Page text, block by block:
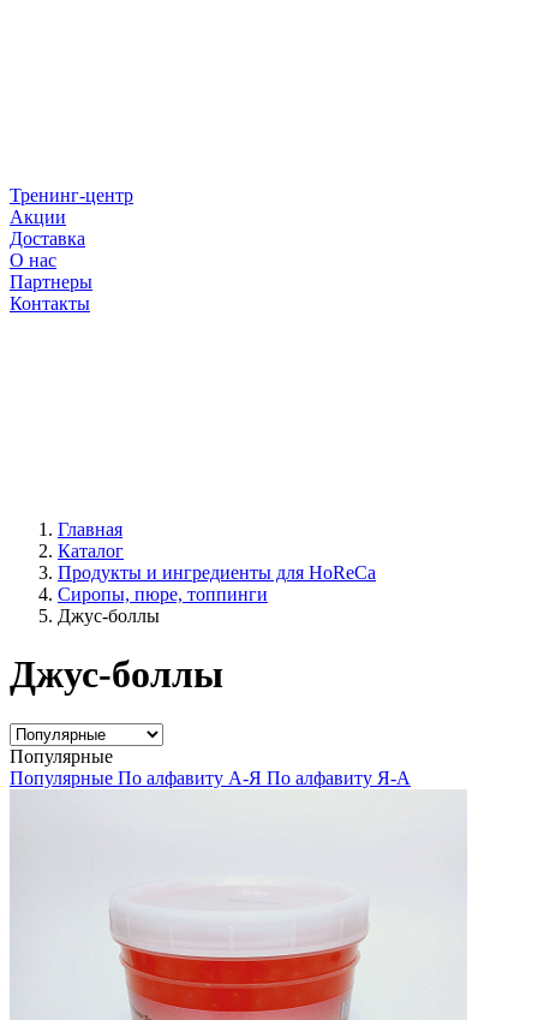
Тренинг-центр
Акции
Доставка
О нас
Партнеры
Контакты
Главная
Каталог
Продукты и ингредиенты для HoReCa
Сиропы, пюре, топпинги
Джус-боллы
Джус-боллы
Популярные
Популярные По алфавиту А-Я По алфавиту Я-А